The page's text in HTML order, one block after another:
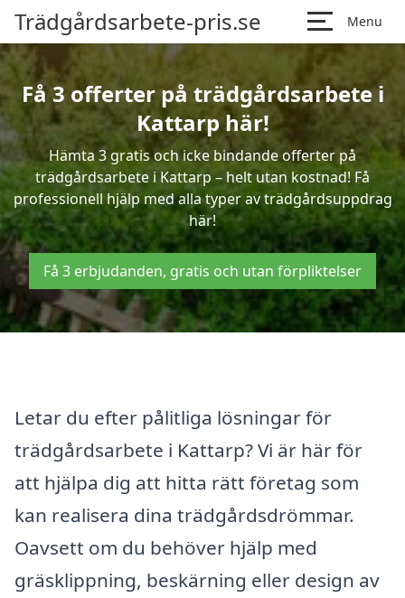
Trädgårdsarbete-pris.se Menu
Få 3 offerter på trädgårdsarbete i
Kattarp här!
Hämta 3 gratis och icke bindande offerter på
trädgårdsarbete i Kattarp – helt utan kostnad! Få
professionell hjälp med alla typer av trädgårdsuppdrag
här!
Få 3 erbjudanden, gratis och utan förpliktelser
Letar du efter pålitliga lösningar för
trädgårdsarbete i Kattarp? Vi är här för
att hjälpa dig att hitta rätt företag som
kan realisera dina trädgårdsdrömmar.
Oavsett om du behöver hjälp med
gräsklippning, beskärning eller design av